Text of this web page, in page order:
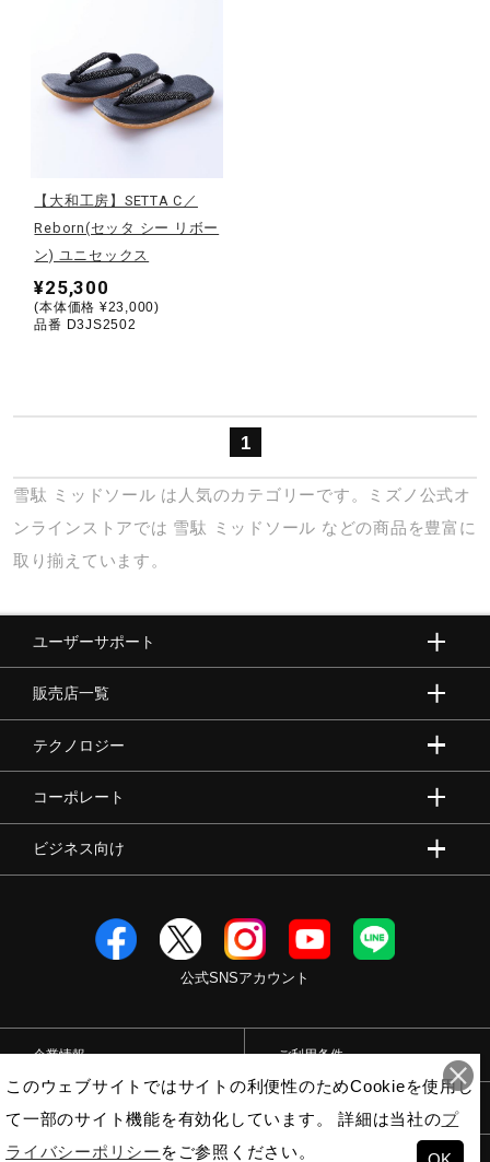
テニス／ソフトテニス
陸上競技
卓球
柔道
ウィンタースポーツ
ワーキング
ライフスタイルグッズ
インナー
寝具／ミズノスリープ
アウトドア／レイン
サポーター
【大和工房】SETTA C／
Reborn(セッタ シー リボー
ン) ユニセックス
¥25,300
(本体価格 ¥23,000)
品番 D3JS2502
1
雪駄 ミッドソール は人気のカテゴリーです。ミズノ公式オ
ンラインストアでは 雪駄 ミッドソール などの商品を豊富に
取り揃えています。
ユーザーサポート
販売店一覧
テクノロジー
コーポレート
ビジネス向け
公式SNSアカウント
企業情報 ご利用条件
このウェブサイトではサイトの利便性のためCookieを使用し
て一部のサイト機能を有効化しています。 詳細は当社のプ
ライバシーポリシー をご参照ください。